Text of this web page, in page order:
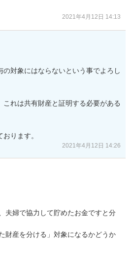
2021年4月12日 14:13
対象にはならないという事でよろし
れは共有財産と証明する必要がある
ります。
2021年4月12日 14:26
夫婦で協力して貯めたお金ですと分
財産を分ける」対象になるかどうか